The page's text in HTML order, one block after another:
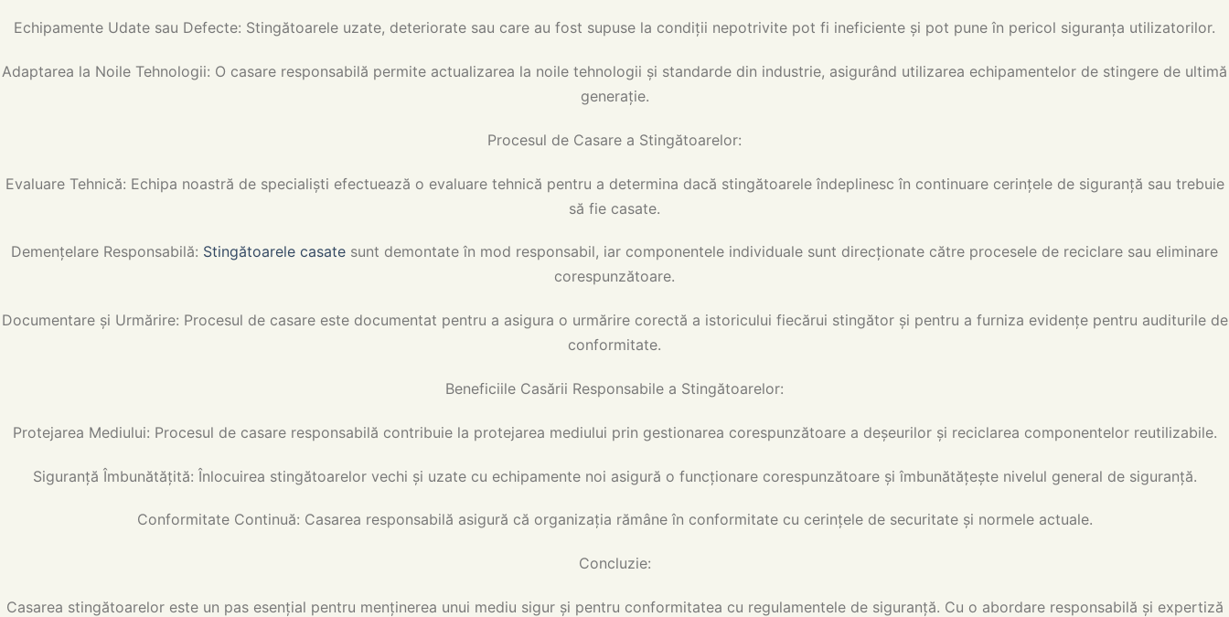
Echipamente Udate sau Defecte: Stingătoarele uzate, deteriorate sau care au fost supuse la condiții nepotrivite pot fi ineficiente și pot pune în pericol siguranța utilizatorilor.
Adaptarea la Noile Tehnologii: O casare responsabilă permite actualizarea la noile tehnologii și standarde din industrie, asigurând utilizarea echipamentelor de stingere de ultimă
generație.
Procesul de Casare a Stingătoarelor:
Evaluare Tehnică: Echipa noastră de specialiști efectuează o evaluare tehnică pentru a determina dacă stingătoarele îndeplinesc în continuare cerințele de siguranță sau trebuie
să fie casate.
Demențelare Responsabilă: Stingătoarele casate sunt demontate în mod responsabil, iar componentele individuale sunt direcționate către procesele de reciclare sau eliminare
corespunzătoare.
Documentare și Urmărire: Procesul de casare este documentat pentru a asigura o urmărire corectă a istoricului fiecărui stingător și pentru a furniza evidențe pentru auditurile de
conformitate.
Beneficiile Casării Responsabile a Stingătoarelor:
Protejarea Mediului: Procesul de casare responsabilă contribuie la protejarea mediului prin gestionarea corespunzătoare a deșeurilor și reciclarea componentelor reutilizabile.
Siguranță Îmbunătățită: Înlocuirea stingătoarelor vechi și uzate cu echipamente noi asigură o funcționare corespunzătoare și îmbunătățește nivelul general de siguranță.
Conformitate Continuă: Casarea responsabilă asigură că organizația rămâne în conformitate cu cerințele de securitate și normele actuale.
Concluzie:
Casarea stingătoarelor este un pas esențial pentru menținerea unui mediu sigur și pentru conformitatea cu regulamentele de siguranță. Cu o abordare responsabilă și expertiză